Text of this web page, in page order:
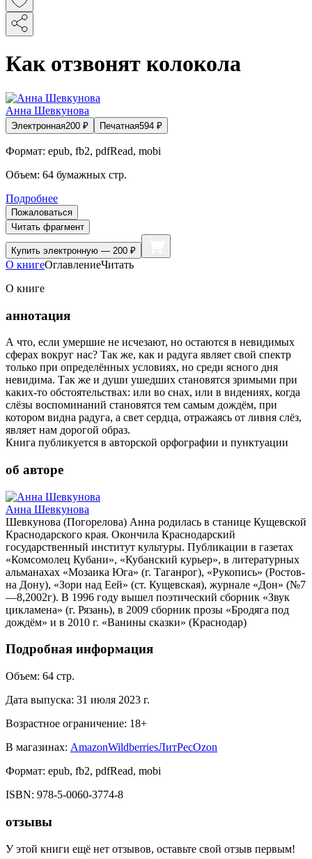
Как отзвонят колокола
Анна Шевкунова
Электронная200 ₽ Печатная594 ₽
Формат: epub, fb2, pdfRead, mobi
Объем: 64 бумажных стр.
Подробнее
Пожаловаться
Читать фрагмент
Купить электронную — 200 ₽
О книгеОглавлениеЧитать
О книге
аннотация
А что, если умершие не исчезают, но остаются в невидимых
сферах вокруг нас? Так же, как и радуга являет свой спектр
только при определённых условиях, но среди ясного дня
невидима. Так же и души ушедших становятся зримыми при
каких-то обстоятельствах: или во снах, или в видениях, когда
слёзы воспоминаний становятся тем самым дождём, при
котором видна радуга, а свет сердца, отражаясь от ливня слёз,
являет нам дорогой образ.
Книга публикуется в авторской орфографии и пунктуации
об авторе
Анна Шевкунова
Шевкунова (Погорелова) Анна родилась в станице Кущевской
Краснодарского края. Окончила Краснодарский
государственный институт культуры. Публикации в газетах
«Комсомолец Кубани», «Кубанский курьер», в литературных
альманахах «Мозаика Юга» (г. Таганрог), «Рукопись» (Ростов-
на Дону), «Зори над Еей» (ст. Кущевская), журнале «Дон» (№7
—8,2002г). В 1996 году вышел поэтический сборник «Звук
цикламена» (г. Рязань), в 2009 сборник прозы «Бродяга под
дождём» и в 2010 г. «Ванины сказки» (Краснодар)
Подробная информация
Объем: 64 стр.
Дата выпуска: 31 июля 2023 г.
Возрастное ограничение: 18+
В магазинах: AmazonWildberriesЛитРесOzon
Формат: epub, fb2, pdfRead, mobi
ISBN: 978-5-0060-3774-8
отзывы
У этой книги ещё нет отзывов, оставьте свой отзыв первым!